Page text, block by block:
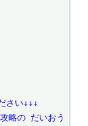
さい↓↓↓